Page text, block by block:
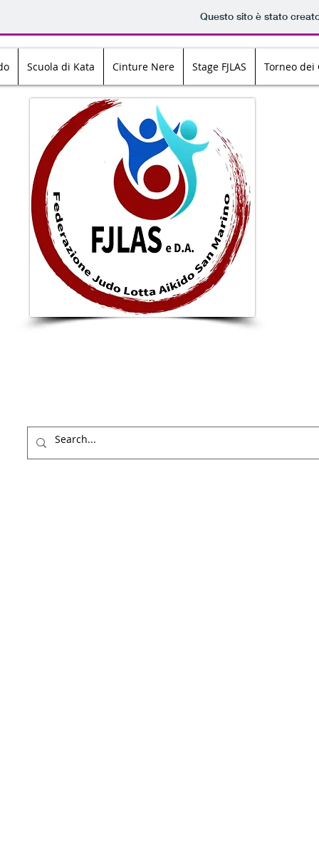
Questo sito è stato
Scuola di Kata Cinture Nere Stage FJLAS Torneo dei